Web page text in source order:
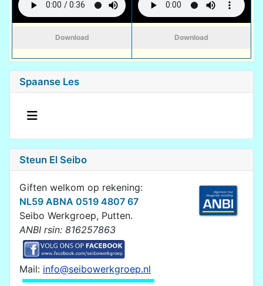
Spaanse Les
Steun El Seibo
Giften welkom op rekening:
NL59 ABNA 0519 4807 67
Seibo Werkgroep, Putten.
ANBI rsin: 816257863
Mail: info@seibowerkgroep.nl
Download Download